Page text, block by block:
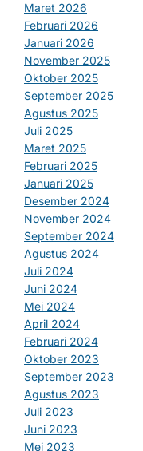
Maret 2026
Februari 2026
Januari 2026
November 2025
Oktober 2025
September 2025
Agustus 2025
Juli 2025
Maret 2025
Februari 2025
Januari 2025
Desember 2024
November 2024
September 2024
Agustus 2024
Juli 2024
Juni 2024
Mei 2024
April 2024
Februari 2024
Oktober 2023
September 2023
Agustus 2023
Juli 2023
Juni 2023
Mei 2023